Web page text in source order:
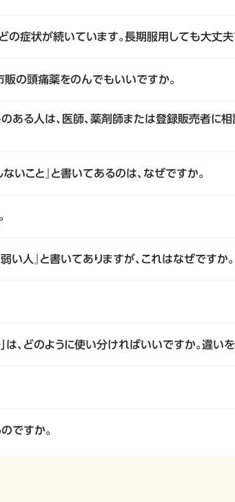
どの症状が続いています。長期服用しても大丈
販の頭痛薬をのんでもいいですか。
のある人は、医師、薬剤師または登録販売者に
いこと』と書いてあるのは、なぜですか。
弱い人』と書いてありますが、これはなぜですか。
は、どのように使い分ければいいですか。違い
ですか。